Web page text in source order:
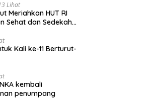
Lihat
Meriahkan HUT RI
Sehat dan Sedekah
Kali ke-11 Berturut-
kembali
penumpang